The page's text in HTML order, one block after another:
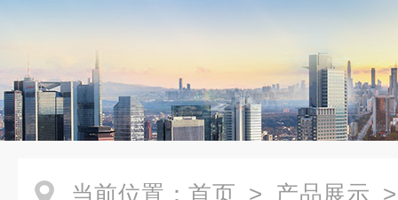
当前位置： 首页 > 产品展示